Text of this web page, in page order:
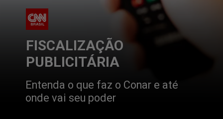
FISCALIZAÇÃO
PUBLICITÁRIA
Entenda o que faz o Conar e até
onde vai seu poder